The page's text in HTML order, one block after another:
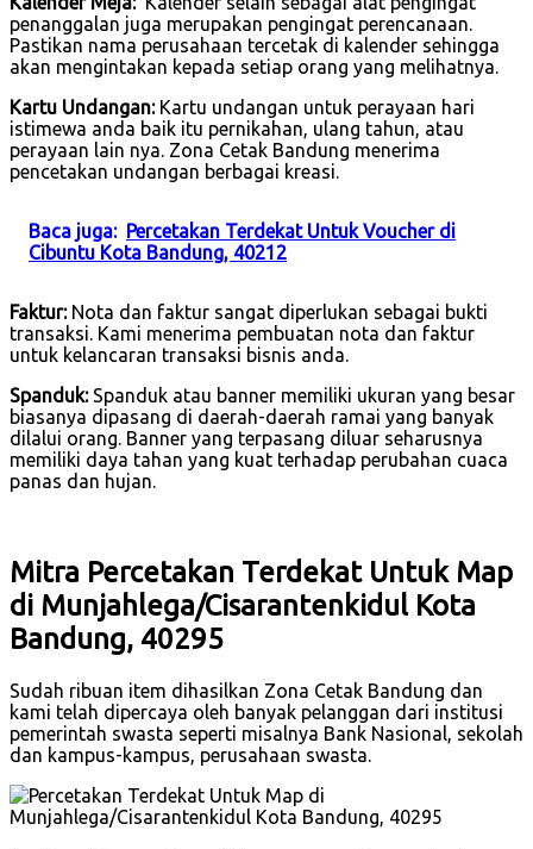
penanggalan juga merupakan pengingat perencanaan.
Pastikan nama perusahaan tercetak di kalender sehingga
akan mengintakan kepada setiap orang yang melihatnya.
Kartu Undangan:Kartu undangan untuk perayaan hari
istimewa anda baik itu pernikahan, ulang tahun, atau
perayaan lain nya. Zona Cetak Bandung menerima
pencetakan undangan berbagai kreasi.
Baca juga: Percetakan Terdekat Untuk Voucher di
Cibuntu Kota Bandung, 40212
Faktur:Nota dan faktur sangat diperlukan sebagai bukti
transaksi. Kami menerima pembuatan nota dan faktur
untuk kelancaran transaksi bisnis anda.
Spanduk:Spanduk atau banner memiliki ukuran yang besar
biasanya dipasang di daerah-daerah ramai yang banyak
dilalui orang. Banner yang terpasang diluar seharusnya
memiliki daya tahan yang kuat terhadap perubahan cuaca
panas dan hujan.
Mitra Percetakan Terdekat Untuk Map
di Munjahlega/Cisarantenkidul Kota
Bandung, 40295
Sudah ribuan item dihasilkan Zona Cetak Bandung dan
kami telah dipercaya oleh banyak pelanggan dari institusi
pemerintah swasta seperti misalnya Bank Nasional, sekolah
dan kampus-kampus, perusahaan swasta.